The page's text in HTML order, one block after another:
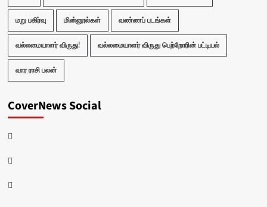
மறு பகிர்வு மின்னூல்கள் வண்ணப் படங்கள்
வல்லமையாளர் விருது! வல்லமையாளர் விருது பெற்றோரின் பட்டியல்
வார ராசி பலன்
CoverNews Social
Facebook
Twitter
Youtube